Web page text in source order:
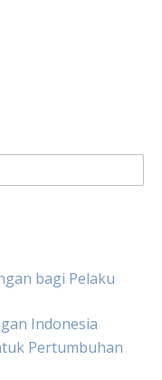
bagi Pelaku
Indonesia
Pertumbuhan